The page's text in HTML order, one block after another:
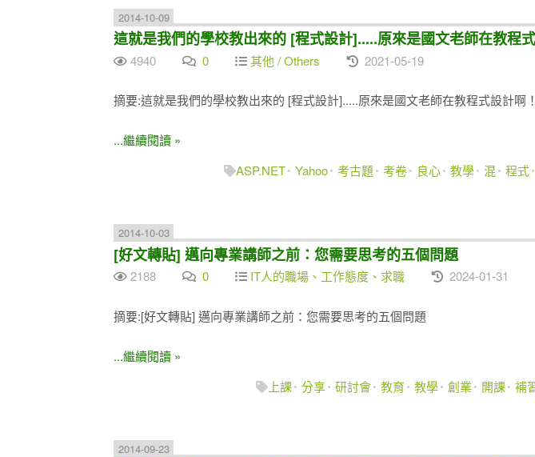
2014-10-09
這就是我們的學校教出來的 [程式設計].....原來是國文老師在教程
4940 0 其他 / Others 2021-05-19
摘要:這就是我們的學校教出來的 [程式設計].....原來是國文老師在教程式設計啊！
...繼續閱讀 »
ASP.NET Yahoo 考古題 考卷 良心 教學 混 程式
2014-10-03
[好文轉貼] 邁向專業講師之前：您需要思考的五個問題
2188 0 IT人的職場、工作態度、求職 2024-01-31
摘要:[好文轉貼] 邁向專業講師之前：您需要思考的五個問題
...繼續閱讀 »
上課 分享 研討會 教育 教學 創業 開課 補
2014-09-23